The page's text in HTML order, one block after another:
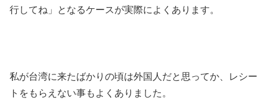
行してね」となるケースが実際によくあります。
私が台湾に来たばかりの頃は外国人だと思ってか、レシー
トをもらえない事もよくありました。